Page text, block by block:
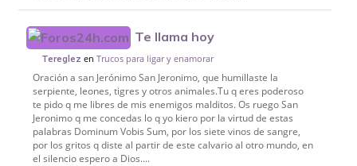
Te llama hoy
Tereglez enTrucos para ligar y enamorar
Oración a san Jerónimo San Jeronimo, que humillaste la
serpiente, leones, tigres y otros animales.Tu q eres poderoso
te pido q me libres de mis enemigos malditos. Os ruego San
Jeronimo q me concedas lo q yo kiero por la virtud de estas
palabras Dominum Vobis Sum, por los siete vinos de sangre,
por los gritos q diste al partir de este calvario al otro mundo, en
el silencio espero a Dios....